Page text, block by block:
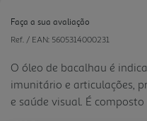
Faça a sua avaliação
Ref. / EAN: 5605314000231
O óleo de bacalhau é
imunitário e articulações,
e saúde visual. É
fígado de bacalhau